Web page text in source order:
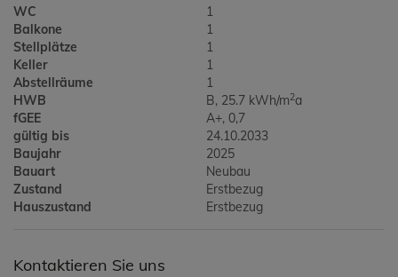
WC
1
Balkone
1
Stellplätze
1
Keller
1
Abstellräume
1
HWB
B, 25.7 kWh/m2a
fGEE
A+, 0,7
gültig bis
24.10.2033
Baujahr
2025
Bauart
Neubau
Zustand
Erstbezug
Hauszustand
Erstbezug
Kontaktieren Sie uns